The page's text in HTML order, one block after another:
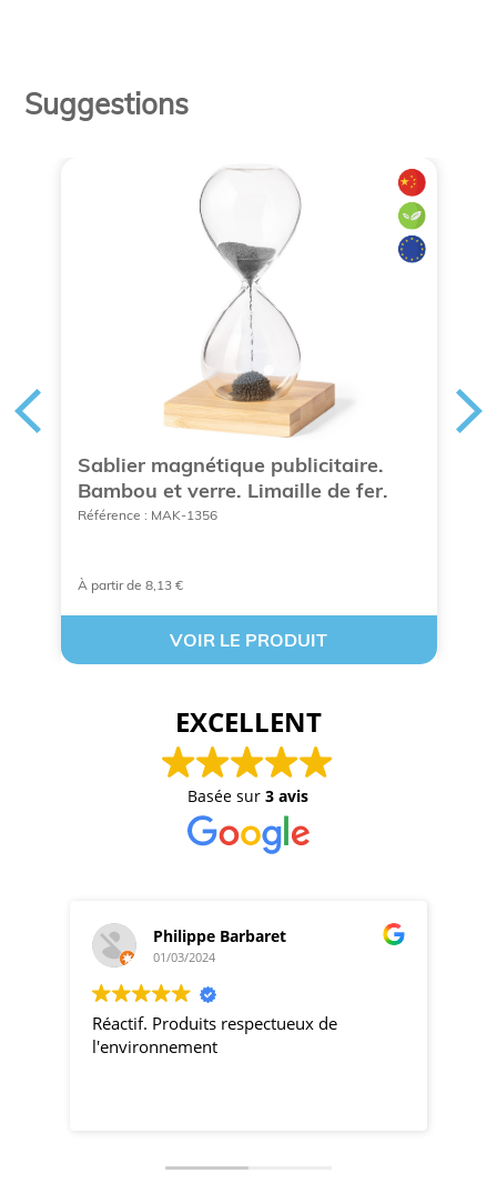
Suggestions
Sablier magnétique publicitaire.
Bambou et verre. Limaille de fer.
Référence : MAK-1356
À partir de 8,13 €
VOIR LE PRODUIT
EXCELLENT
Basée sur3 avis
Philippe Barbaret
01/03/2024
Réactif. Produits respectueux de
l'environnement